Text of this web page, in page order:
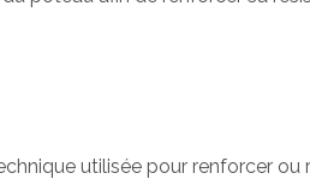
utilisée pour renforcer ou